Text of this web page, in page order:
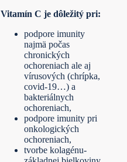
Vitamín C je dôležitý pri:
podpore imunity
najmä počas
chronických
ochoreniach ale aj
vírusových (chrípka,
covid-19…) a
bakteriálnych
ochoreniach,
podpore imunity pri
onkologických
ochoreniach,
tvorbe kolagénu-